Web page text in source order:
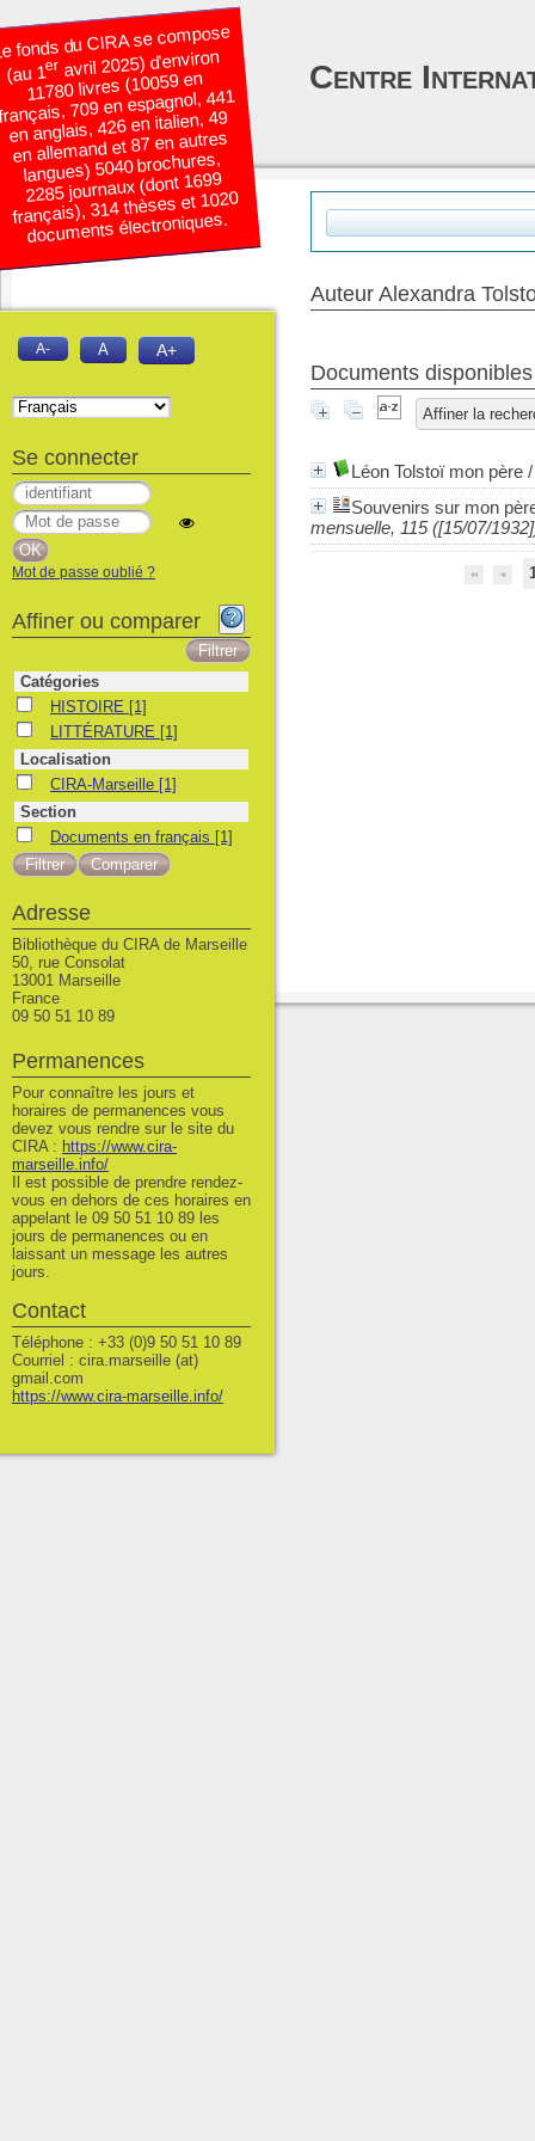
Auteur Alexandra
Documents
Affiner la
Léon Tolstoï mon père /
Souvenirs sur mon
mensuelle, 115 ([15/07/
fonds du CIRA se compose
(au 1eravril 2025) d’environ
11780 livres (10059 en
709 en espagnol, 441
en anglais, 426 en italien, 49
en allemand et 87 en autres
langues) 5040 brochures,
2285 journaux (dont 1699
français), 314 thèses et 1020
documents électroniques.
Centre
A- A A+
Se connecter
Mot de passe oublié ?
Affiner ou comparer
Catégories
HISTOIRE
HISTOIRE [1]
LITTÉRATURE
LITTÉRATURE [1]
Localisation
CIRA-Marseille
CIRA-Marseille [1]
Section
Documents en français
Documents en français [1]
Adresse
Bibliothèque du CIRA de Marseille
50, rue Consolat
13001 Marseille
France
09 50 51 10 89
Permanences
Pour connaître les jours et
horaires de permanences vous
devez vous rendre sur le site du
CIRA : https://www.cira-
marseille.info/
Il est possible de prendre rendez-
vous en dehors de ces horaires en
appelant le 09 50 51 10 89 les
jours de permanences ou en
laissant un message les autres
jours.
Contact
Téléphone : +33 (0)9 50 51 10 89
Courriel : cira.marseille (at)
gmail.com
https://www.cira-marseille.info/